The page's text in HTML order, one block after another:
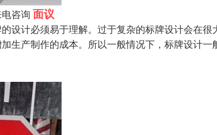
咨询 面议
设计必须易于理解。过于复杂的标牌设计会在
生产制作的成本。所以一般情况下，标牌设计